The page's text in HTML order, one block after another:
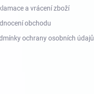
a vrácení zboží
obchodu
ochrany osobních údajů